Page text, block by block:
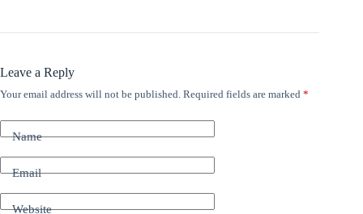
Leave a Reply
Your email address will not be published. Required fields are marked *
Name
Email
Website